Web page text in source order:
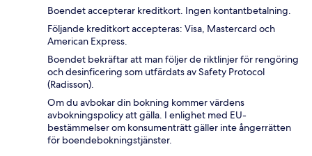
Boendet accepterar kreditkort. Ingen kontantbetalning.
Följande kreditkort accepteras: Visa, Mastercard och
American Express.
Boendet bekräftar att man följer de riktlinjer för rengöring
och desinficering som utfärdats av Safety Protocol
(Radisson).
Om du avbokar din bokning kommer värdens
avbokningspolicy att gälla. I enlighet med EU-
bestämmelser om konsumenträtt gäller inte ångerrätten
för boendebokningstjänster.